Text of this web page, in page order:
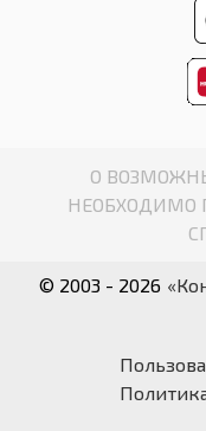
О
НЕОБХОДИМО
© 2003 - 2026